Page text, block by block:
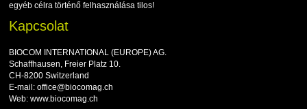
egyéb célra történő felhasználása tilos!
Kapcsolat
BIOCOM INTERNATIONAL (EUROPE) AG.
Schaffhausen, Freier Platz 10.
CH-8200 Switzerland
E-mail: office@biocomag.ch
Web: www.biocomag.ch